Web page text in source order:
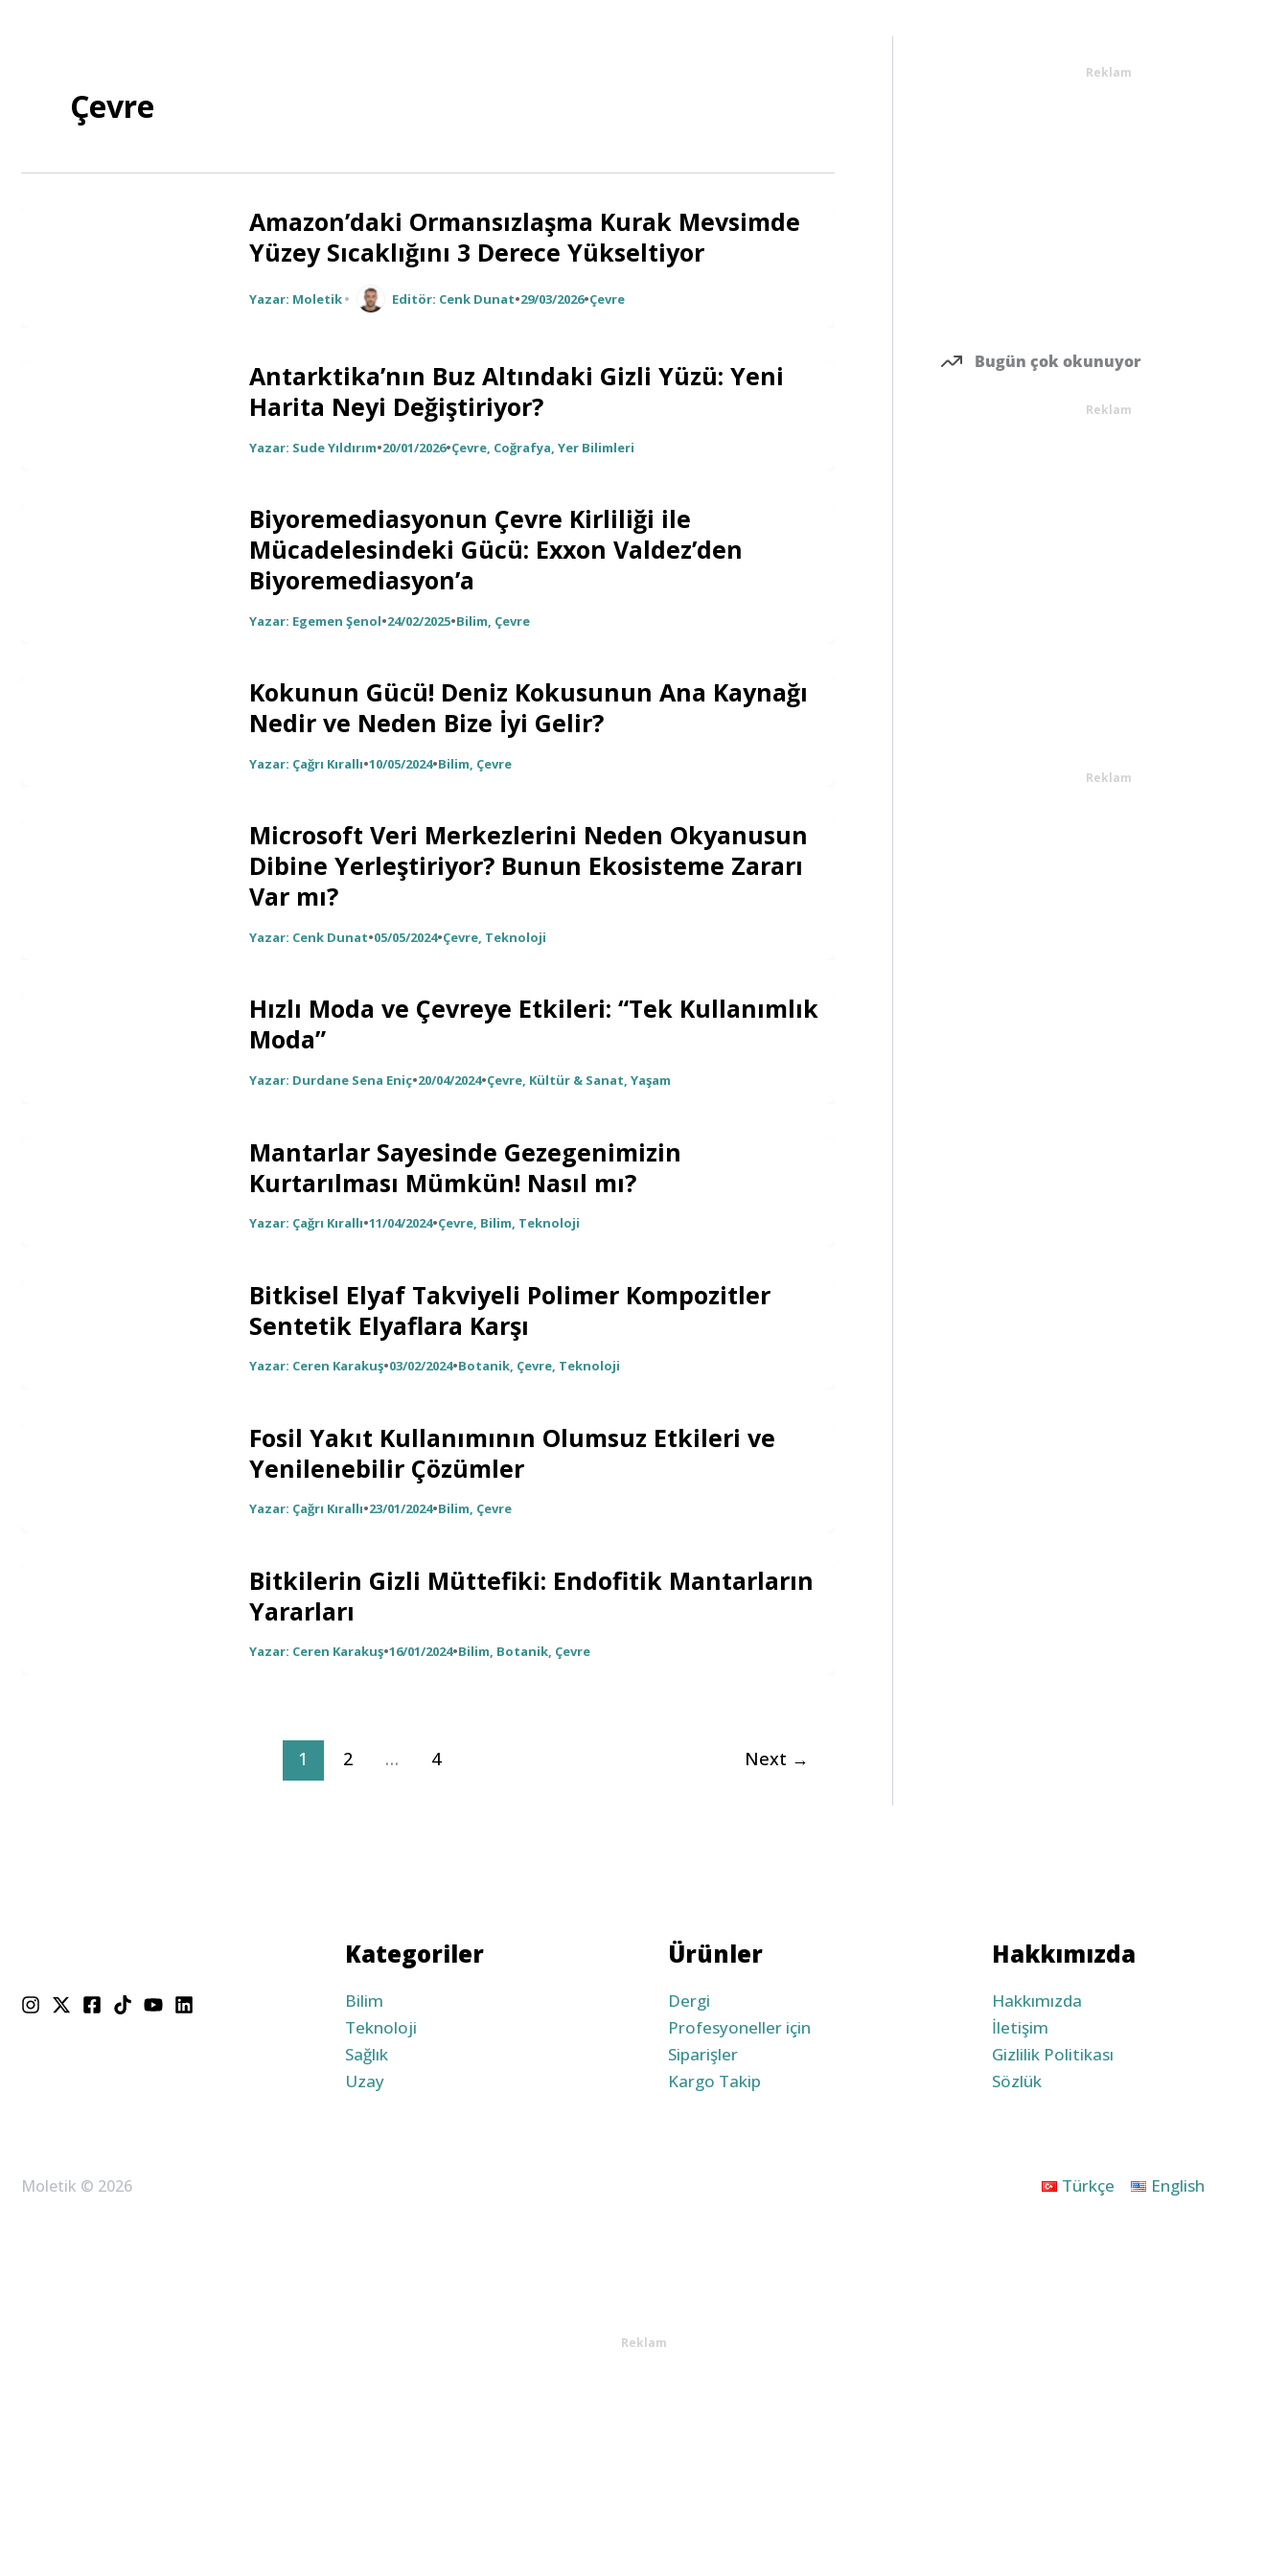
Çevre
Amazon’daki Ormansızlaşma Kurak Mevsimde
Yüzey Sıcaklığını 3 Derece Yükseltiyor
Yazar: Moletik• Editör: Cenk Dunat•29/03/2026•Çevre
Antarktika’nın Buz Altındaki Gizli Yüzü: Yeni
Harita Neyi Değiştiriyor?
Yazar: Sude Yıldırım•20/01/2026•Çevre, Coğrafya Yer Bilimleri
Biyoremediasyonun Çevre Kirliliği ile
Mücadelesindeki Gücü: Exxon Valdez’den
Biyoremediasyon’a
Yazar: Egemen Şenol•24/02/2025•Bilim, Çevre
Kokunun Gücü! Deniz Kokusunun Ana Kaynağı
Nedir ve Neden Bize İyi Gelir?
Yazar: Çağrı Kırallı•10/05/2024•Bilim, Çevre
Microsoft Veri Merkezlerini Neden Okyanusun
Dibine Yerleştiriyor? Bunun Ekosisteme Zararı
Var mı?
Yazar: Cenk Dunat•05/05/2024•Çevre, Teknoloji
Hızlı Moda ve Çevreye Etkileri: “Tek Kullanımlık
Moda”
Yazar: Durdane Sena Eniç•20/04/2024•Çevre, Kültür & Sanat, Yaşam
Mantarlar Sayesinde Gezegenimizin
Kurtarılması Mümkün! Nasıl mı?
Yazar: Çağrı Kırallı•11/04/2024•Çevre, Bilim, Teknoloji
Bitkisel Elyaf Takviyeli Polimer Kompozitler
Sentetik Elyaflara Karşı
Yazar: Ceren Karakuş•03/02/2024•Botanik, Çevre, Teknoloji
Fosil Yakıt Kullanımının Olumsuz Etkileri ve
Yenilenebilir Çözümler
Yazar: Çağrı Kırallı•23/01/2024•Bilim, Çevre
Bitkilerin Gizli Müttefiki: Endofitik Mantarların
Yararları
Yazar: Ceren Karakuş•16/01/2024•Bilim, Botanik, Çevre
1 2 … 4 Next →
Reklam
Bugün çok okunuyor
Reklam
Reklam
Kategoriler
Bilim
Teknoloji
Sağlık
Uzay
Ürünler
Dergi
Profesyoneller için
Siparişler
Kargo Takip
Hakkımızda
Hakkımızda
İletişim
Gizlilik Politikası
Sözlük
Moletik © 2026 Türkçe English
Reklam